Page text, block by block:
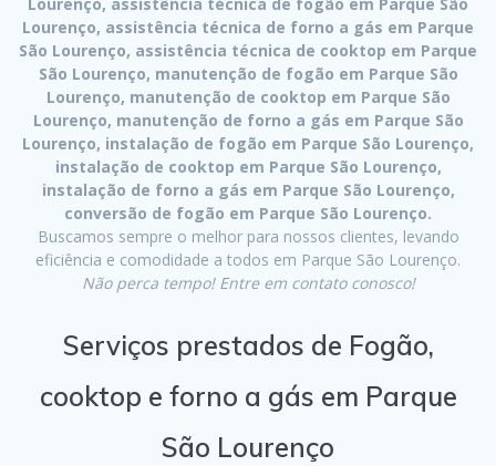
Lourenço, assistência técnica de fogão em Parque São
Lourenço, assistência técnica de forno a gás em Parque
São Lourenço, assistência técnica de cooktop em Parque
São Lourenço, manutenção de fogão em Parque São
Lourenço, manutenção de cooktop em Parque São
Lourenço, manutenção de forno a gás em Parque São
Lourenço, instalação de fogão em Parque São Lourenço,
instalação de cooktop em Parque São Lourenço,
instalação de forno a gás em Parque São Lourenço,
conversão de fogão em Parque São Lourenço.
Buscamos sempre o melhor para nossos clientes, levando
eficiência e comodidade a todos em Parque São Lourenço.
Não perca tempo! Entre em contato conosco!
Serviços prestados de Fogão,
cooktop e forno a gás em Parque
São Lourenço